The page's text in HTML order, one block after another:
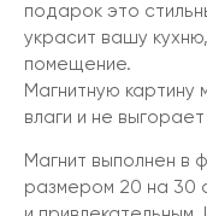
подарок это
украсит вашу
помещение.
Магнитную картину
влаги и не
Магнит выполнен в
размером 20 на 30